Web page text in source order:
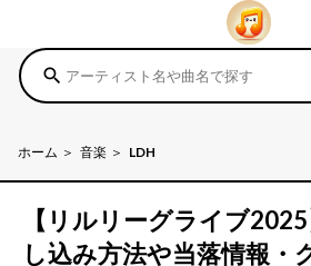
search
ホーム 音楽 LDH
【リルリーグライブ
し込み方法や当落情報・